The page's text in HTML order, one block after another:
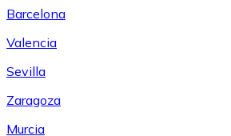
Barcelona
Valencia
Sevilla
Zaragoza
Murcia